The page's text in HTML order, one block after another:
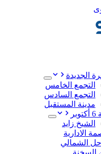
الجديدة
التجمع الخامس
التجمع السادس
مدينة المستقبل
الشيخ زايد
الادارية
الشمالي
السخنة